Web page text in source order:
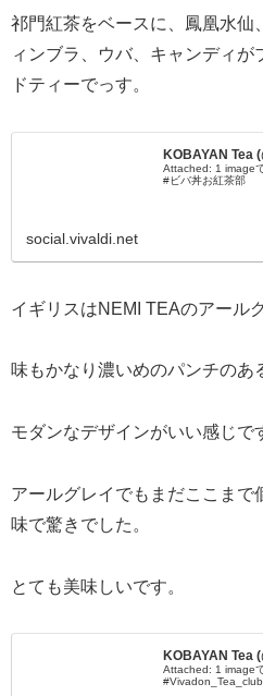
祁門紅茶をベースに、鳳凰水仙
ィンブラ、ウバ、キャンディが
ドティーでっす。
KOBAYAN Tea
Attached: 1 image
#ビバ丼お紅茶部
social.vivaldi.net
イギリスはNEMI TEAのアール
味もかなり濃いめのパンチのあ
モダンなデザインがいい感じで
アールグレイでもまだここまで
味で驚きでした。
とても美味しいです。
KOBAYAN Tea
Attached: 1 image
#Vivadon_Tea_club